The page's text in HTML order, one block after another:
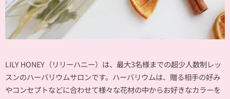
LILY HONEY（リリーハニー）は、最大3名様までの超少人数制レッ
スンのハーバリウムサロンです。ハーバリウムは、贈る相手の好み
やコンセプトなどに合わせて様々な花材の中からお好きなカラーを